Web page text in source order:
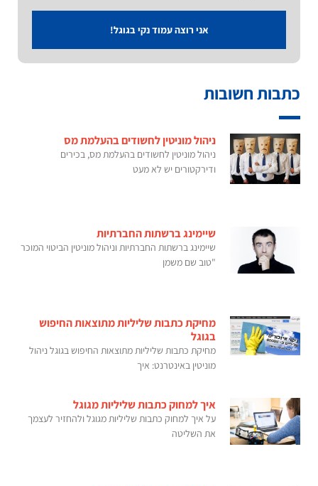
אני רוצה עמוד נקי בגוגל!
כתבות חשובות
ניהול מוניטין לחשודים בהעלמת מס
ניהול מוניטין לחשודים בהעלמת מס, בכירים
ודירקטורים יש לא מעט
שיימינג ברשתות החברתיות
שיימינג ברשתות החברתיות וניהול מוניטין הביטוי המוכר
"טוב שם משמן
מחיקת כתבות שליליות מתוצאות החיפוש
בגוגל
מחיקת כתבות שליליות מתוצאות החיפוש בגוגל ניהול
מוניטין באינטרנט: איך
איך למחוק כתבות שליליות מגוגל
על איך למחוק כתבות שליליות מגוגל ולהחזיר לעצמך
את השליטה